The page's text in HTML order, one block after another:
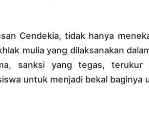
Cendekia, tidak hanya
mulia yang dilaksanakan
sanksi yang tegas, terukur
untuk menjadi bekal